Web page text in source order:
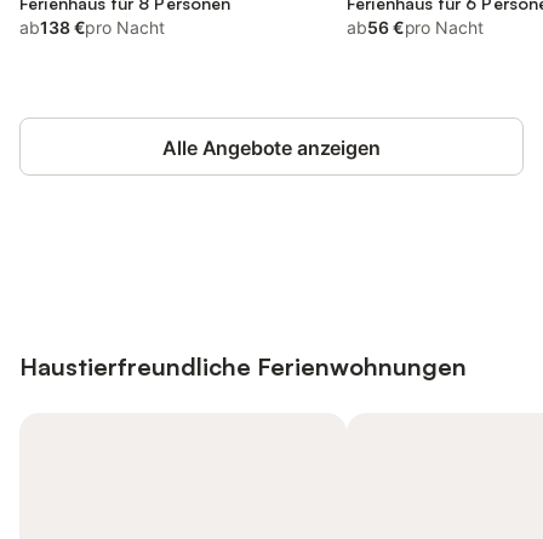
ab138 €pro Nacht
ab56 €pro Nacht
Alle Angebote anzeigen
Haustierfreundliche Ferienwohnungen